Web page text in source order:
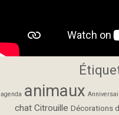
agenda animaux
chat Citrouille Décorations